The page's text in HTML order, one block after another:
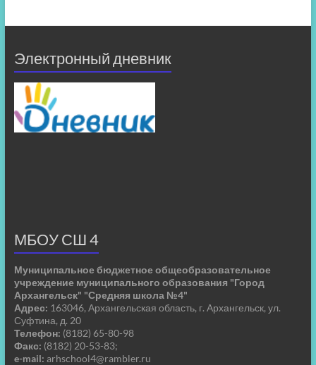
Электронный дневник
МБОУ СШ 4
Муниципальное бюджетное общеобразовательное
учреждение муниципального образования "Город
Архангельск" "Средняя школа №4"
Адрес: 163046, Архангельская область, г. Архангельск, ул.
Суфтина, д. 20
Телефон: (8182) 65-80-98
Факс: (8182) 20-53-83;
e-mail: arhschool4@rambler.ru